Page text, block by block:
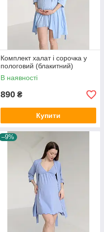
Комплект халат і сорочка у
пологовий (блакитний)
В наявності
890 ₴
Купити
–9%